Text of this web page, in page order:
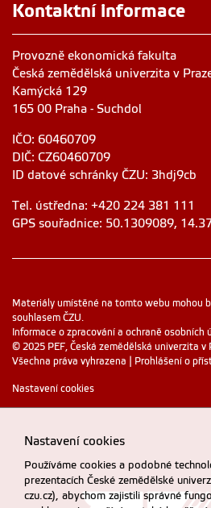
Kontaktní informace
Provozně ekonomická fakulta
Česká zemědělská univerzita v
Kamýcká 129
165 00 Praha - Suchdol
IČO: 60460709
DIČ: CZ60460709
ID datové schránky ČZU: 3hdj9cb
Tel. ústředna: +420 224 381 111
GPS souřadnice: 50.1309089,
Materiály umístěné na tomto webu mohou
souhlasem ČZU.
Informace o zpracování a ochraně osobních
© 2025 PEF, Česká zemědělská univerzita v
Všechna práva vyhrazena |
Prohlášení o
Nastavení cookies
Nastavení cookies
Používáme cookies a podobné
prezentacích České zemědělské
czu.cz), abychom zajistili správné